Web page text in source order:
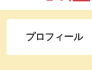
プロフィール